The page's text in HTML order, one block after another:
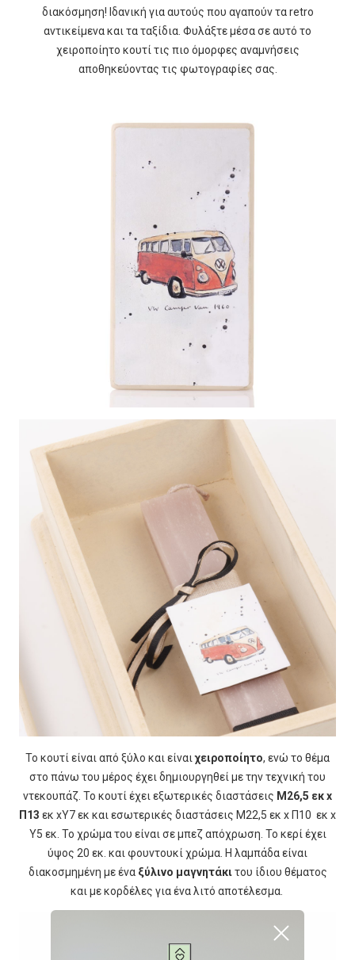
διακόσμηση! Ιδανική για αυτούς που αγαπούν τα retro
αντικείμενα και τα ταξίδια. Φυλάξτε μέσα σε αυτό το
χειροποίητο κουτί τις πιο όμορφες αναμνήσεις
αποθηκεύοντας τις φωτογραφίες σας.
Το κουτί είναι από ξύλο και είναιχειροποίητο, ενώ το θέμα
στο πάνω του μέρος έχει δημιουργηθεί με την τεχνική του
ντεκουπάζ. Το κουτί έχει εξωτερικές διαστάσεις M26,5 εκ x
Π13 εκ xY7 εκ και εσωτερικές διαστάσεις Μ22,5 εκ x Π10 εκ x
Υ5 εκ. Το χρώμα του είναι σε μπεζ απόχρωση. Το κερί έχει
ύψος 20 εκ. και φουντουκί χρώμα. Η λαμπάδα είναι
διακοσμημένη με ένα ξύλινο μαγνητάκιτου ίδιου θέματος
και με κορδέλες για ένα λιτό αποτέλεσμα.